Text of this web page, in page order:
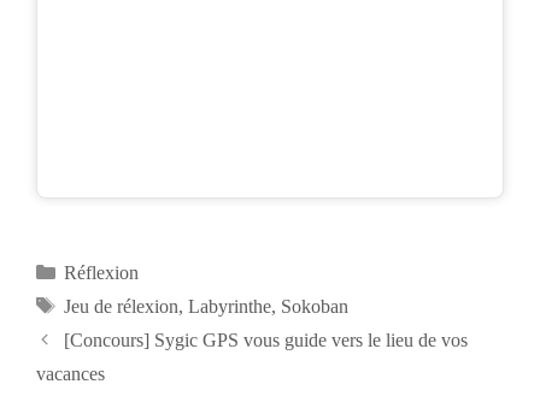
Catégories
Réflexion
Étiquettes
Jeu de rélexion, Labyrinthe, Sokoban
Navigation
[Concours] Sygic GPS vous guide vers le lieu de vos
vacances